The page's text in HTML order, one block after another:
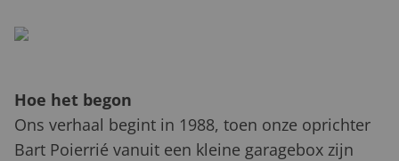
Hoe het begon
Ons verhaal begint in 1988, toen onze oprichter
Bart Poierrié vanuit een kleine garagebox zijn